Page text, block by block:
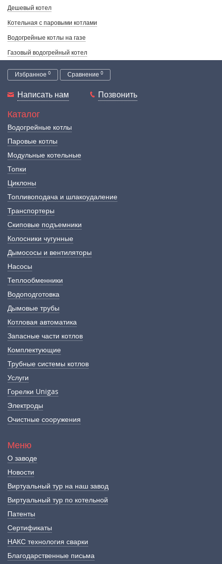
Дешевый котел
Котельная с паровыми котлами
Водогрейные котлы на газе
Газовый водогрейный котел
Избранное 0 Сравнение 0
Написать нам Позвонить
Каталог
Водогрейные котлы
Паровые котлы
Модульные котельные
Топки
Циклоны
Топливоподача и шлакоудаление
Транспортеры
Скиповые подъемники
Колосники чугунные
Дымососы и вентиляторы
Насосы
Теплообменники
Водоподготовка
Дымовые трубы
Котловая автоматика
Запасные части котлов
Комплектующие
Трубные системы котлов
Услуги
Горелки Unigas
Электроды
Очистные сооружения
Меню
О заводе
Новости
Виртуальный тур на наш завод
Виртуальный тур по котельной
Патенты
Сертификаты
НАКС технология сварки
Благодарственные письма